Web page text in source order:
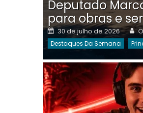
Deputado
para obras e
Posted
on
30 de julho de 2026
Destaques Da Semana